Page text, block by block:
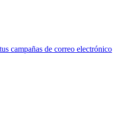
campañas de correo electrónico